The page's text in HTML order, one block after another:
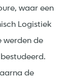
waar een
Logistiek
werden de
de